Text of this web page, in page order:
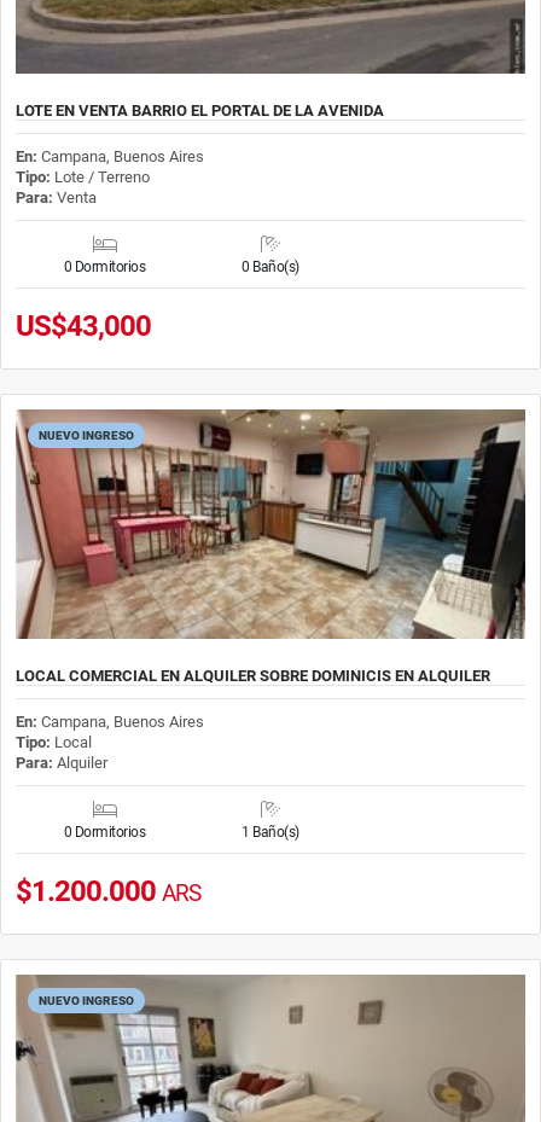
LOTE EN VENTA BARRIO EL PORTAL DE LA AVENIDA
En: Campana, Buenos Aires
Tipo: Lote / Terreno
Para: Venta
0 Dormitorios 0 Baño(s)
US$43,000
NUEVO INGRESO
LOCAL COMERCIAL EN ALQUILER SOBRE DOMINICIS EN ALQUILER
En: Campana, Buenos Aires
Tipo: Local
Para: Alquiler
0 Dormitorios 1 Baño(s)
$1.200.000 ARS
NUEVO INGRESO